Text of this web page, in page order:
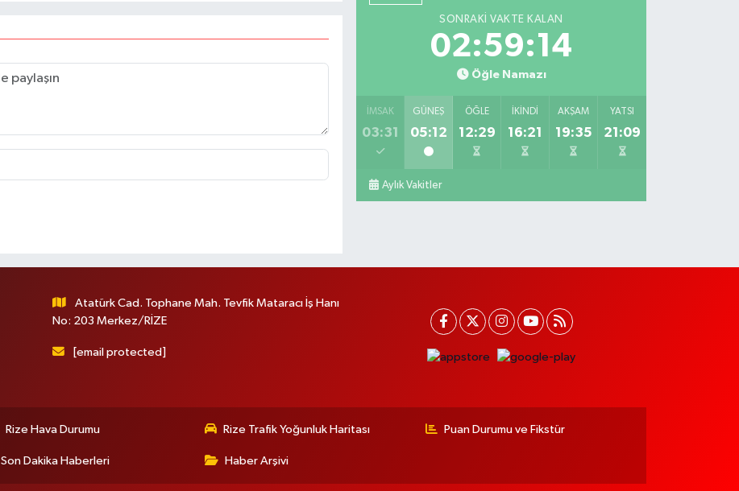
SONRAKI VAKTE KALAN
02:59:13
Öğle Namazı
İMSAK
03:31
GÜNEŞ
05:12
ÖĞLE
12:29
İKINDI
16:21
AKŞAM
19:35
YATSI
21:09
Aylık Vakitler
Atatürk Cad. Tophane Mah. Tevfik Mataracı İş Hanı
No: 203 Merkez/RİZE
[email protected]
Rize Hava Durumu Rize Trafik Yoğunluk Haritası Puan Durumu ve Fikstür
Son Dakika Haberleri Haber Arşivi